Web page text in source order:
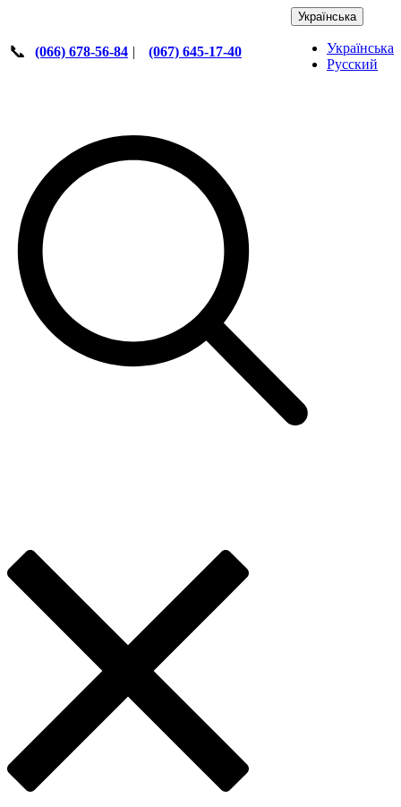
📞 (066) 678-56-84 | (067) 645-17-40
Українська
Українська
Русский